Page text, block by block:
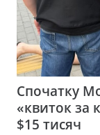
Спочатку
«квиток за
$15 тисяч